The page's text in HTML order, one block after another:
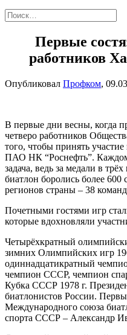
Первые
работников
Опубликовал Профком,
В первые дни весны, когда
четверо работников
того, чтобы принять
ПАО НК “Роснефть”.
задача, ведь за медали в
биатлон боролись более
регионов страны – 38
Почетными гостями игр
которые вдохновляли
Четырёхкратный
зимних Олимпийских игр
одиннадцатикратный
чемпион СССР, чемпион
Кубка СССР 1978 г.
биатлонистов России.
Международного союза
спорта СССР – Александр